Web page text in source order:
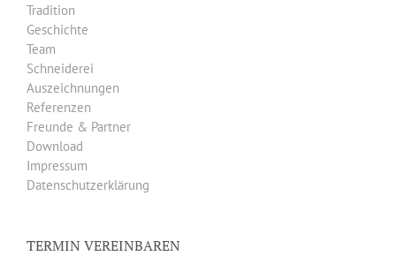
Tradition
Geschichte
Team
Schneiderei
Auszeichnungen
Referenzen
Freunde & Partner
Download
Impressum
Datenschutzerklärung
TERMIN VEREINBAREN